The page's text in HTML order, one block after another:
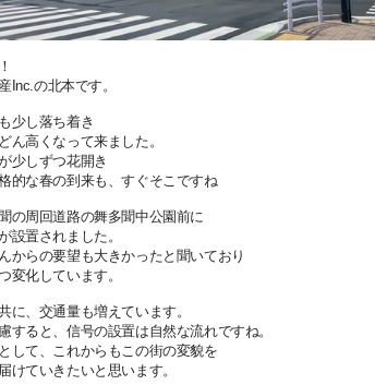
Inc.の北本です。
少し落ち着き
ん高くなって来ました。
少しずつ花開き
的な春の到来も、すぐそこですね
の周回道路の舞多聞中公園前に
設置されました。
からの要望も大きかったと聞いており
変化しています。
に、交通量も増えています。
すると、信号の設置は自然な流れですね。
して、これからもこの街の変貌を
けていきたいと思います。